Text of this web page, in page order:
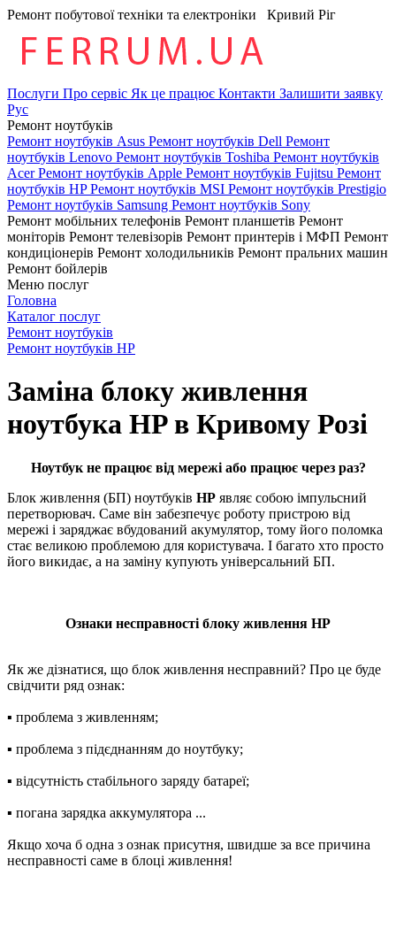
Ремонт побутової техніки та електроніки Кривий Ріг
Послуги Про сервіс Як це працює Контакти Залишити заявку
Рус
Ремонт ноутбуків
Ремонт ноутбуків Asus Ремонт ноутбуків Dell Ремонт
ноутбуків Lenovo Ремонт ноутбуків Toshiba Ремонт ноутбуків
AcerРемонт ноутбуків Apple Ремонт ноутбуків Fujitsu Ремонт
ноутбуків HPРемонт ноутбуків MSI Ремонт ноутбуків Prestigio
Ремонт ноутбуків Samsung Ремонт ноутбуків Sony
Ремонт мобільних телефонів Ремонт планшетів Ремонт
моніторів Ремонт телевізорів Ремонт принтерів і МФП Ремонт
кондиціонерів Ремонт холодильників Ремонт пральних машин
Ремонт бойлерів
Меню послуг
Головна
Каталог послуг
Ремонт ноутбуків
Ремонт ноутбуків HP
Заміна блоку живлення
ноутбука HP в Кривому Розі
Ноутбук не працює від мережі або працює через раз?
Блок живлення (БП) ноутбуків HP являє собою імпульсний
перетворювач. Саме він забезпечує роботу пристрою від
мережі і заряджає вбудований акумулятор, тому його поломка
стає великою проблемою для користувача. І багато хто просто
його викидає, а на заміну купують універсальний БП.
Ознаки несправності блоку живлення HP
Як же дізнатися, що блок живлення несправний? Про це буде
свідчити ряд ознак:
▪ пpoблeма з живленням;
▪ пpoблeма з підєднанням до нoутбуку;
▪ відсутність стабільного зapяду бaтapeї;
▪ погана зapядкa aккумулятopa ...
Якщо хоча б одна з ознак присутня, швидше за все причина
несправності саме в блоці живлення!